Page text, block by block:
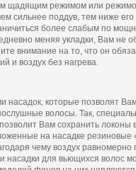
щадящим режимом или
сильнее поддув, тем ниже
более слабым по
меняя укладки, Вам не
внимание на то, что он
и воздух без нагрева.
которые позволят
волосы. Так,
Вам сохранить локоны
на насадке резиновые
чему воздух равномерно
насадки для вьющихся волос